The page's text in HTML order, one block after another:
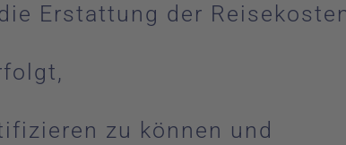
Erstattung der
zu können und